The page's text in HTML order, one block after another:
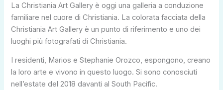
La Christiania Art Gallery è oggi una galleria a conduzione
familiare nel cuore di Christiania. La colorata facciata della
Christiania Art Gallery è un punto di riferimento e uno dei
luoghi più fotografati di Christiania.
I residenti, Marios e Stephanie Orozco, espongono, creano
la loro arte e vivono in questo luogo. Si sono conosciuti
nell’estate del 2018 davanti al South Pacific.